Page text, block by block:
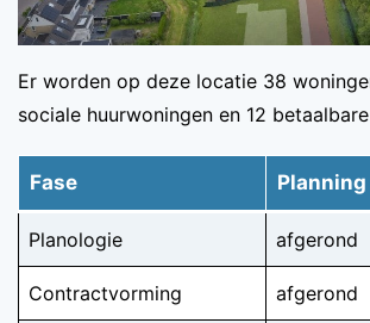
Er worden op deze locatie 38
sociale huurwoningen en 12
Fase Planning
Planologie afgerond
Contractvorming afgerond